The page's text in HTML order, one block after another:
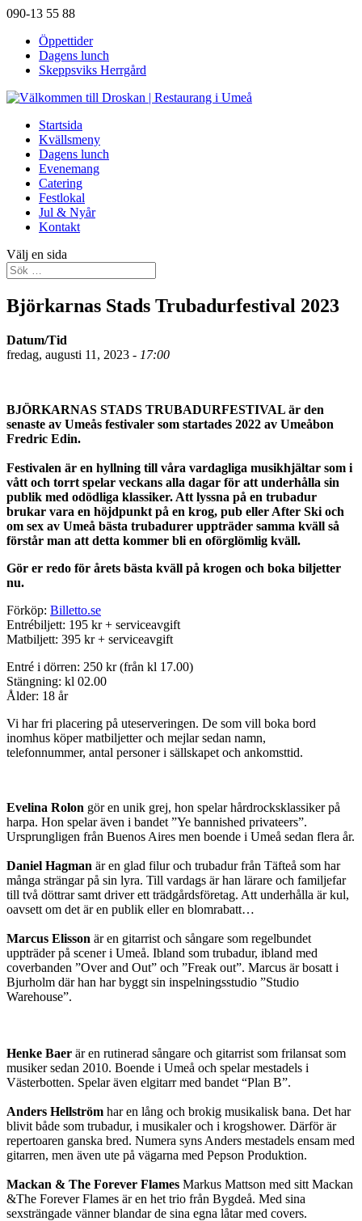
090-13 55 88
Öppettider
Dagens lunch
Skeppsviks Herrgård
Startsida
Kvällsmeny
Dagens lunch
Evenemang
Catering
Festlokal
Jul & Nyår
Kontakt
Välj en sida
Björkarnas Stads Trubadurfestival 2023
Datum/Tid
fredag, augusti 11, 2023 - 17:00
BJÖRKARNAS STADS TRUBADURFESTIVAL är den
senaste av Umeås festivaler som startades 2022 av Umeåbon
Fredric Edin.
Festivalen är en hyllning till våra vardagliga musikhjältar som i
vått och torrt spelar veckans alla dagar för att underhålla sin
publik med odödliga klassiker. Att lyssna på en trubadur
brukar vara en höjdpunkt på en krog, pub eller After Ski och
om sex av Umeå bästa trubadurer uppträder samma kväll så
förstår man att detta kommer bli en oförglömlig kväll.
Gör er redo för årets bästa kväll på krogen och boka biljetter
nu.
Förköp: Billetto.se
Entrébiljett: 195 kr + serviceavgift
Matbiljett: 395 kr + serviceavgift
Entré i dörren: 250 kr (från kl 17.00)
Stängning: kl 02.00
Ålder: 18 år
Vi har fri placering på uteserveringen. De som vill boka bord
inomhus köper matbiljetter och mejlar sedan namn,
telefonnummer, antal personer i sällskapet och ankomsttid.
Evelina Rolon gör en unik grej, hon spelar hårdrocksklassiker på
harpa. Hon spelar även i bandet ”Ye bannished privateers”.
Ursprungligen från Buenos Aires men boende i Umeå sedan flera år.
Daniel Hagman är en glad filur och trubadur från Täfteå som har
många strängar på sin lyra. Till vardags är han lärare och familjefar
till två döttrar samt driver ett trädgårdsföretag. Att underhålla är kul,
oavsett om det är en publik eller en blomrabatt…
Marcus Elisson är en gitarrist och sångare som regelbundet
uppträder på scener i Umeå. Ibland som trubadur, ibland med
coverbanden ”Over and Out” och ”Freak out”. Marcus är bosatt i
Bjurholm där han har byggt sin inspelningsstudio ”Studio
Warehouse”.
Henke Baer är en rutinerad sångare och gitarrist som frilansat som
musiker sedan 2010. Boende i Umeå och spelar mestadels i
Västerbotten. Spelar även elgitarr med bandet “Plan B”.
Anders Hellström har en lång och brokig musikalisk bana. Det har
blivit både som trubadur, i musikaler och i krogshower. Därför är
repertoaren ganska bred. Numera syns Anders mestadels ensam med
gitarren, men även ute på vägarna med Pepson Produktion.
Mackan & The Forever Flames Markus Mattson med sitt Mackan
&The Forever Flames är en het trio från Bygdeå. Med sina
sexsträngade vänner blandar de sina egna låtar med covers.